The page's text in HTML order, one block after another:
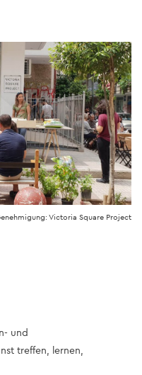
Victoria Square Project
und
treffen, lernen,